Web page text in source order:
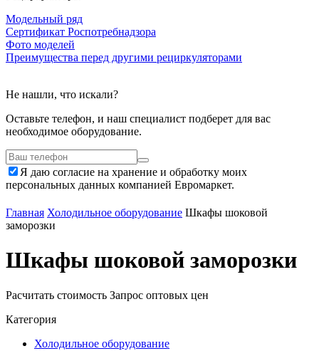
Модельный ряд
Сертификат Роспотребнадзора
Фото моделей
Преимущества перед другими рециркуляторами
Не нашли, что искали?
Оставьте телефон, и наш специалист подберет для вас
необходимое оборудование.
Я даю согласие на хранение и обработку моих
персональных данных компанией Евромаркет.
Главная Холодильное оборудование Шкафы шоковой
заморозки
Шкафы шоковой заморозки
Расчитать стоимость Запрос оптовых цен
Категория
Холодильное оборудование